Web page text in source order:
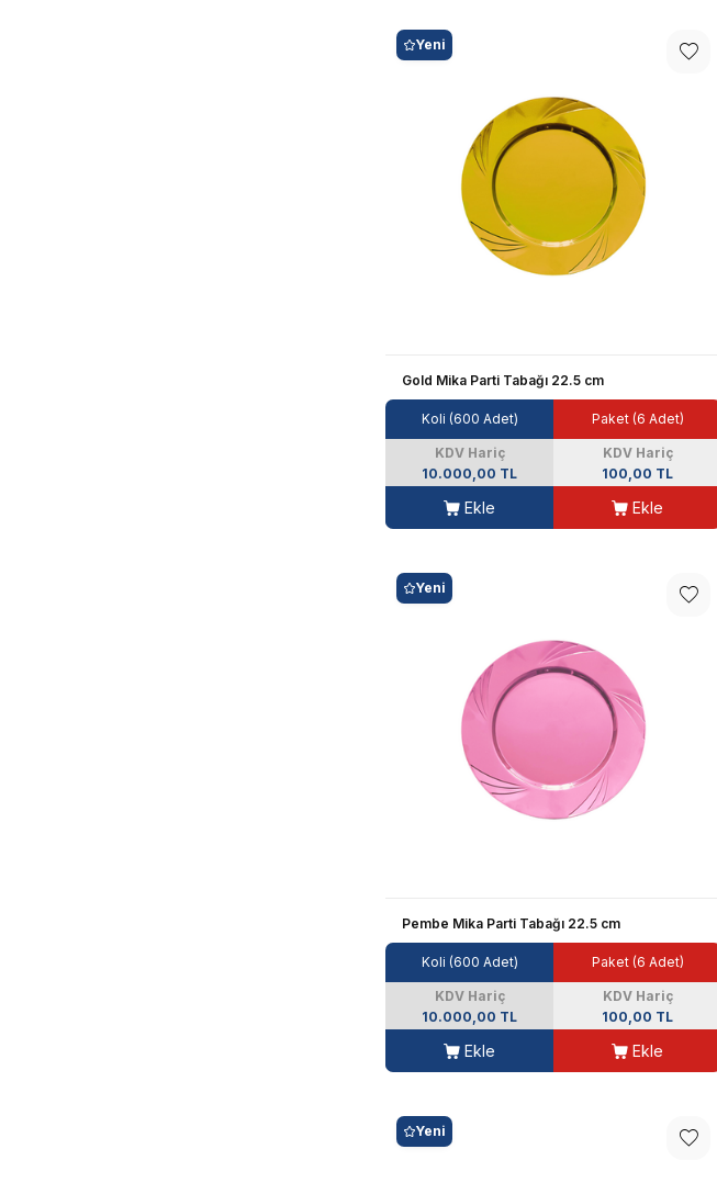
Yeni
Gold Mika Parti Tabağı 22.5 cm
Koli (600 Adet)
KDV Hariç
10.000,00 TL
Ekle
Paket (6 Adet)
KDV Hariç
100,00 TL
Ekle
Yeni
Pembe Mika Parti Tabağı 22.5 cm
Koli (600 Adet)
KDV Hariç
10.000,00 TL
Ekle
Paket (6 Adet)
KDV Hariç
100,00 TL
Ekle
Yeni